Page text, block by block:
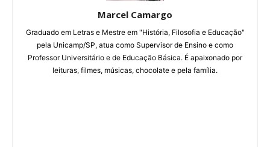
Marcel Camargo
Graduado em Letras e Mestre em "História, Filosofia e Educação"
pela Unicamp/SP, atua como Supervisor de Ensino e como
Professor Universitário e de Educação Básica. É apaixonado por
leituras, filmes, músicas, chocolate e pela família.